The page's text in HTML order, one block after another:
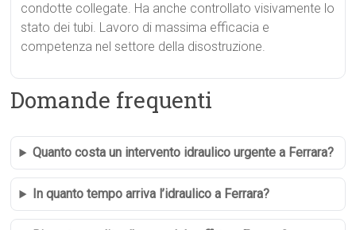
condotte collegate. Ha anche controllato visivamente lo
stato dei tubi. Lavoro di massima efficacia e
competenza nel settore della disostruzione.
Domande frequenti
Quanto costa un intervento idraulico urgente a Ferrara?
In quanto tempo arriva l’idraulico a Ferrara?